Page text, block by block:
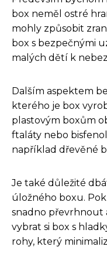
box neměl ostré
mohly způsobit
box s bezpečnými
malých dětí k
Dalším aspektem
kterého je box
plastovým boxům
ftaláty nebo
například dřevěné
Je také důležité
úložného boxu.
snadno převrhnout
vybrat si box s
rohy, který